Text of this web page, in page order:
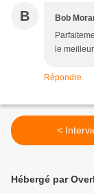
B Bob
le
Répondre
<
Hébergé par